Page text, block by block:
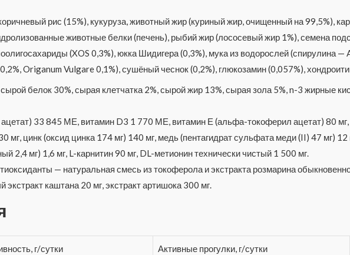
рис (15%), кукуруза, животный жир (куриный жир, очищенный на 99,5%),
животные белки (печень), рыбий жир (лососевый жир 1%), семена
(XOS 0,3%), юкка Шидигера (0,3%), мука из водорослей (спирулина
Origanum Vulgare 0,1%), сушёный чеснок (0,2%), глюкозамин (0,057%),
сырой белок 30%, сырая клетчатка 2%, сырой жир 13%, сырая зола 5%, n-3 жирные
33 845 МЕ, витамин D3 1 770 МЕ, витамин Е (альфа-токоферил ацетат) 80 мг,
мг, цинк (оксид цинка 174 мг) 140 мг, медь (пентагидрат сульфата меди (II) 47 мг)
2,4 мг) 1,6 мг, L-карнитин 90 мг, DL-метионин технически чистый 1 500 мг.
— натуральная смесь из токоферола и экстракта розмарина
экстракт каштана 20 мг, экстракт артишока 300 мг.
г/сутки Активные прогулки, г/сутки